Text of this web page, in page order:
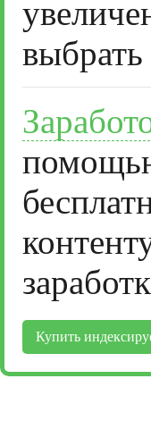
выбрать
Купить